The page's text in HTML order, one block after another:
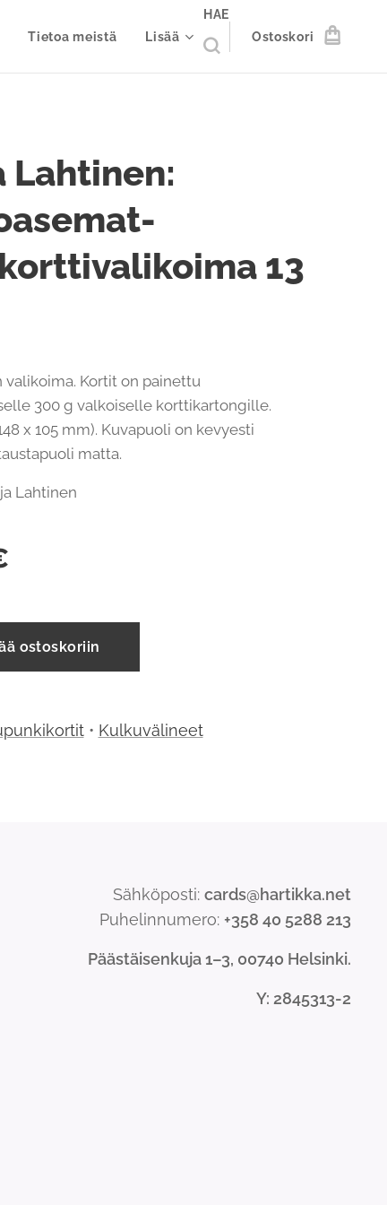
Tietoa meistä Lisää
HAE
Ostoskori
Lahtinen:
13
valikoima. Kortit on painettu
300 g valkoiselle korttikartongille.
x 105 mm). Kuvapuoli on kevyesti
matta.
Lahtinen
ostoskoriin
• Kulkuvälineet
Sähköposti: cards@hartikka.net
Puhelinnumero: +358 40 5288 213
Päästäisenkuja 1–3, 00740 Helsinki.
Y: 2845313-2